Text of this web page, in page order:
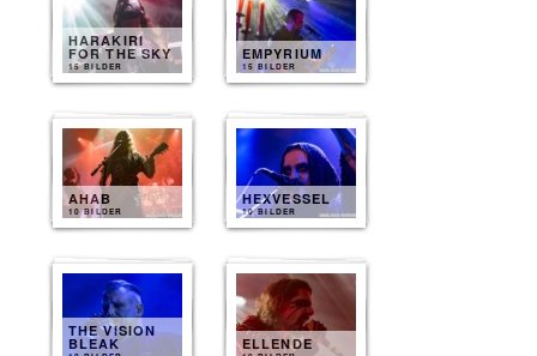
HARAKIRI
FOR THE SKY
15 BILDER
EMPYRIUM
15 BILDER
AHAB
10 BILDER
HEXVESSEL
10 BILDER
THE VISION
BLEAK ELLENDE